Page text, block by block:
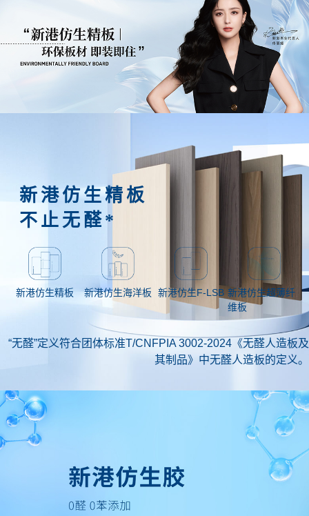
新港仿生精板
不止无醛*
新港仿生精板 新港仿生海洋板 新港仿生F-LSB 新港仿生超薄纤
维板
“无醛”定义符合团体标准T/CNFPIA 3002-2024《无醛人造板及
其制品》中无醛人造板的定义。